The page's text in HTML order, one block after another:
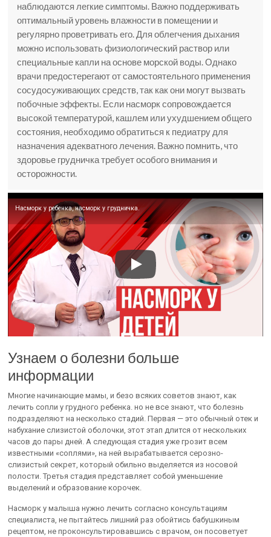
наблюдаются легкие симптомы. Важно поддерживать
оптимальный уровень влажности в помещении и
регулярно проветривать его. Для облегчения дыхания
можно использовать физиологический раствор или
специальные капли на основе морской воды. Однако
врачи предостерегают от самостоятельного применения
сосудосуживающих средств, так как они могут вызвать
побочные эффекты. Если насморк сопровождается
высокой температурой, кашлем или ухудшением общего
состояния, необходимо обратиться к педиатру для
назначения адекватного лечения. Важно помнить, что
здоровье грудничка требует особого внимания и
осторожности.
Насморк у ребенка, насморк у грудничка.
Узнаем о болезни больше
информации
Многие начинающие мамы, и безо всяких советов знают, как
лечить сопли у грудного ребенка. но не все знают, что болезнь
подразделяют на несколько стадий. Первая — это обычный отек и
набухание слизистой оболочки, этот этап длится от нескольких
часов до пары дней. А следующая стадия уже грозит всем
известными «соплями», на ней вырабатывается серозно-
слизистый секрет, который обильно выделяется из носовой
полости. Третья стадия представляет собой уменьшение
выделений и образование корочек.
Насморк у малыша нужно лечить согласно консультациям
специалиста, не пытайтесь лишний раз обойтись бабушкиным
рецептом, не проконсультировавшись с врачом, он посоветует